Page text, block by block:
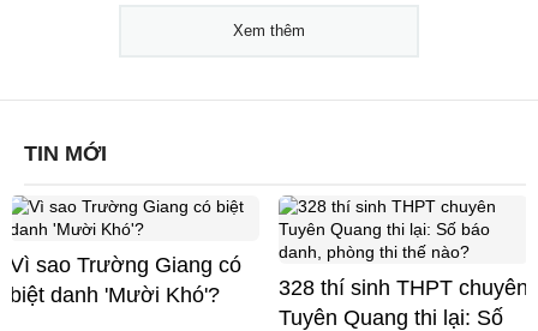
Xem thêm
TIN MỚI
Vì sao Trường Giang có
biệt danh 'Mười Khó'?
328 thí sinh THPT chuyên
Tuyên Quang thi lại: Số